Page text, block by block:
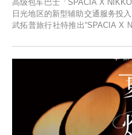
高级包车巴士「SPACIA X
日光地区的新型辅助交通服务投
武拓普旅行社特推出“SPACIA X